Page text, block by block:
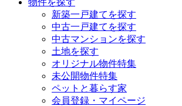
物件を探す
新築一戸建てを探す
中古一戸建てを探す
中古マンションを探す
土地を探す
オリジナル物件特集
未公開物件特集
ペットと暮らす家
会員登録・マイページ